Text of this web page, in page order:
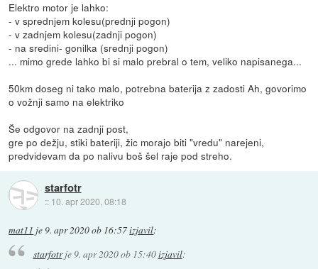
Elektro motor je lahko:
- v sprednjem kolesu(prednji pogon)
- v zadnjem kolesu(zadnji pogon)
- na sredini- gonilka (srednji pogon)
... mimo grede lahko bi si malo prebral o tem, veliko napisanega...
50km doseg ni tako malo, potrebna baterija z zadosti Ah, govorimo
o vožnji samo na elektriko
Še odgovor na zadnji post,
gre po dežju, stiki bateriji, žic morajo biti "vredu" narejeni,
predvidevam da po nalivu boš šel raje pod streho.
starfotr
:: 10. apr 2020, 08:18
mat11 je9. apr 2020 ob 16:57izjavil:
starfotrje 9. apr 2020 ob 15:40izjavil: